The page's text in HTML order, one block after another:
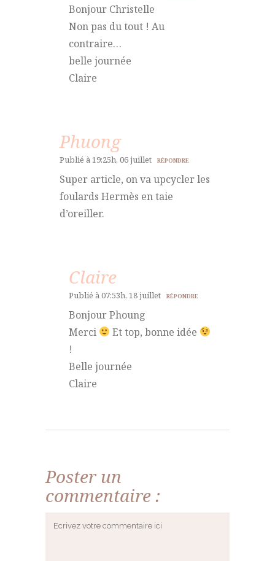
Bonjour Christelle
Non pas du tout ! Au
contraire…
belle journée
Claire
Phuong
Publié à 19:25h, 06 juillet RÉPONDRE
Super article, on va upcycler les
foulards Hermès en taie
d’oreiller.
Claire
Publié à 07:53h, 18 juillet RÉPONDRE
Bonjour Phoung
Merci
Et top, bonne idée
!
Belle journée
Claire
Poster un
commentaire :